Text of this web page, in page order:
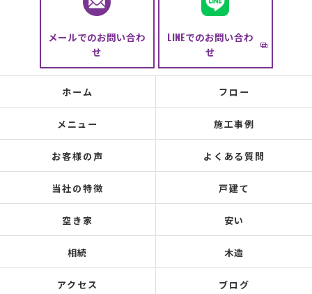
メールでのお問い合わ
せ
LINEでのお問い合わ
せ
ホーム フロー
メニュー 施工事例
お客様の声 よくある質問
当社の特徴 戸建て
空き家 安い
相続 木造
アクセス ブログ